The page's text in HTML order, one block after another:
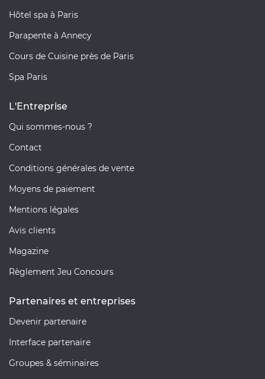
Hôtel spa à Paris
Parapente à Annecy
Cours de Cuisine près de Paris
Spa Paris
L'Entreprise
Qui sommes-nous ?
Contact
Conditions générales de vente
Moyens de paiement
Mentions légales
Avis clients
Magazine
Règlement Jeu Concours
Partenaires et entreprises
Devenir partenaire
Interface partenaire
Groupes & séminaires